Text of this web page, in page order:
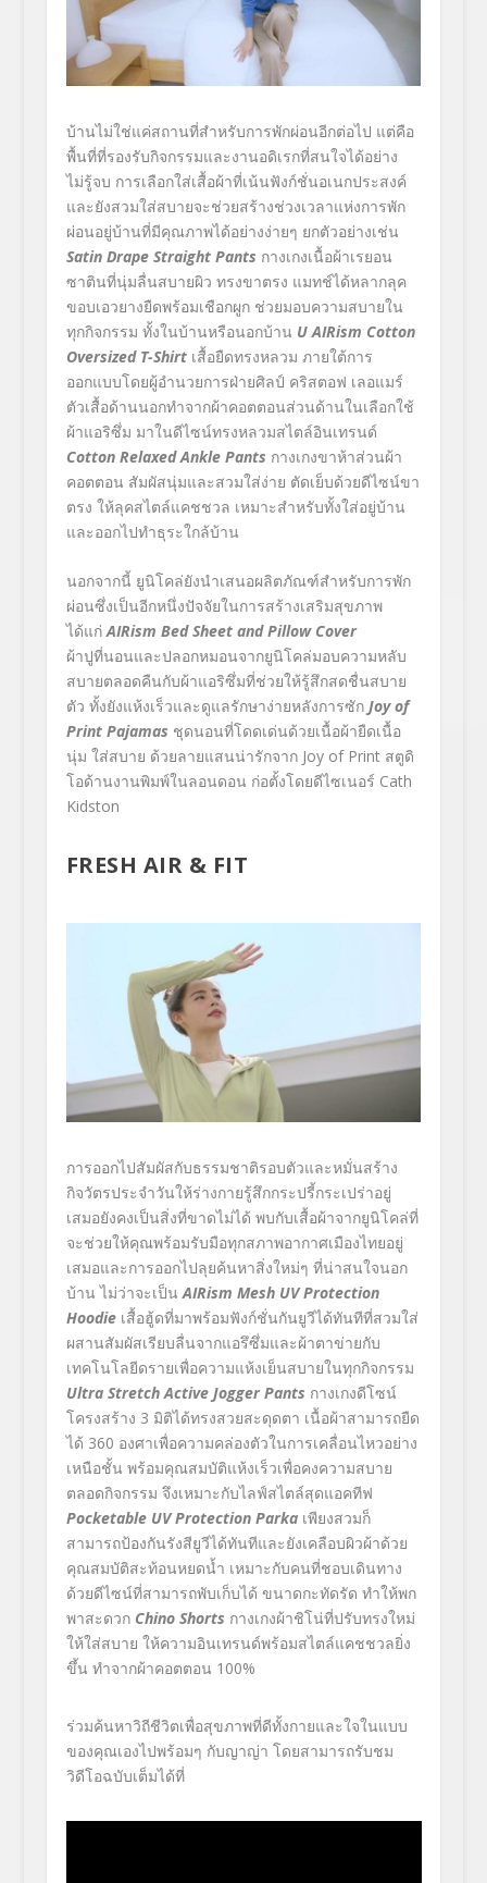
บ้านไม่ใช่แค่สถานที่สำหรับการพักผ่อนอีกต่อไป แต่คือ
พื้นที่ที่รองรับกิจกรรมและงานอดิเรกที่สนใจได้อย่าง
ไม่รู้จบ การเลือกใส่เสื้อผ้าที่เน้นฟังก์ชั่นอเนกประสงค์
และยังสวมใส่สบายจะช่วยสร้างช่วงเวลาแห่งการพัก
ผ่อนอยู่บ้านที่มีคุณภาพได้อย่างง่ายๆ ยกตัวอย่างเช่น
Satin Drape Straight Pants กางเกงเนื้อผ้าเรยอน
ซาตินที่นุ่มลื่นสบายผิว ทรงขาตรง แมทช์ได้หลากลุค
ขอบเอวยางยืดพร้อมเชือกผูก ช่วยมอบความสบายใน
ทุกกิจกรรม ทั้งในบ้านหรือนอกบ้าน U AIRism Cotton
Oversized T-Shirt เสื้อยืดทรงหลวม ภายใต้การ
ออกแบบโดยผู้อำนวยการฝ่ายศิลป์ คริสตอฟ เลอแมร์
ตัวเสื้อด้านนอกทำจากผ้าคอตตอนส่วนด้านในเลือกใช้
ผ้าแอริซึ่ม มาในดีไซน์ทรงหลวมสไตล์อินเทรนด์
Cotton Relaxed Ankle Pants กางเกงขาห้าส่วนผ้า
คอตตอน สัมผัสนุ่มและสวมใส่ง่าย ตัดเย็บด้วยดีไซน์ขา
ตรง ให้ลุคสไตล์แคชชวล เหมาะสำหรับทั้งใส่อยู่บ้าน
และออกไปทำธุระใกล้บ้าน
นอกจากนี้ ยูนิโคล่ยังนำเสนอผลิตภัณฑ์สำหรับการพัก
ผ่อนซึ่งเป็นอีกหนึ่งปัจจัยในการสร้างเสริมสุขภาพ
ได้แก่AIRism Bed Sheet and Pillow Cover
ผ้าปูที่นอนและปลอกหมอนจากยูนิโคล่มอบความหลับ
สบายตลอดคืนกับผ้าแอริซึ่มที่ช่วยให้รู้สึกสดชื่นสบาย
ตัว ทั้งยังแห้งเร็วและดูแลรักษาง่ายหลังการซัก Joy of
Print Pajamas ชุดนอนที่โดดเด่นด้วยเนื้อผ้ายืดเนื้อ
นุ่ม ใส่สบาย ด้วยลายแสนน่ารักจาก Joy of Print สตูดิ
โอด้านงานพิมพ์ในลอนดอน ก่อตั้งโดยดีไซเนอร์ Cath
Kidston
FRESH AIR & FIT
การออกไปสัมผัสกับธรรมชาติรอบตัวและหมั่นสร้าง
กิจวัตรประจำวันให้ร่างกายรู้สึกกระปรี้กระเปร่าอยู่
เสมอยังคงเป็นสิ่งที่ขาดไม่ได้ พบกับเสื้อผ้าจากยูนิโคล่ที่
จะช่วยให้คุณพร้อมรับมือทุกสภาพอากาศเมืองไทยอยู่
เสมอและการออกไปลุยค้นหาสิ่งใหม่ๆ ที่น่าสนใจนอก
บ้าน ไม่ว่าจะเป็นAIRism Mesh UV Protection
Hoodie เสื้อฮู้ดที่มาพร้อมฟังก์ชั่นกันยูวีได้ทันทีที่สวมใส่
ผสานสัมผัสเรียบลื่นจากแอรึซึ่มและผ้าตาข่ายกับ
เทคโนโลยีดรายเพื่อความแห้งเย็นสบายในทุกกิจกรรม
Ultra Stretch Active Jogger Pants กางเกงดีโซน์
โครงสร้าง 3 มิติได้ทรงสวยสะดุดตา เนื้อผ้าสามารถยืด
ได้ 360 องศาเพื่อความคล่องตัวในการเคลื่อนไหวอย่าง
เหนือชั้น พร้อมคุณสมบัติแห้งเร็วเพื่อคงความสบาย
ตลอดกิจกรรม จึงเหมาะกับไลฟ์สไตล์สุดแอคทีฟ
Pocketable UV Protection Parka เพียงสวมก็
สามารถป้องกันรังสียูวีได้ทันทีและยังเคลือบผิวผ้าด้วย
คุณสมบัติสะท้อนหยดน้ำ เหมาะกับคนที่ชอบเดินทาง
ด้วยดีไซน์ที่สามารถพับเก็บได้ ขนาดกะทัดรัด ทำให้พก
พาสะดวก Chino Shorts กางเกงผ้าชิโน่ที่ปรับทรงใหม่
ให้ใส่สบาย ให้ความอินเทรนด์พร้อมสไตล์แคชชวลยิ่ง
ขึ้น ทำจากผ้าคอตตอน 100%
ร่วมค้นหาวิถีชีวิตเพื่อสุขภาพที่ดีทั้งกายและใจในแบบ
ของคุณเองไปพร้อมๆ กับญาญ่า โดยสามารถรับชม
วิดีโอฉบับเต็มได้ที่